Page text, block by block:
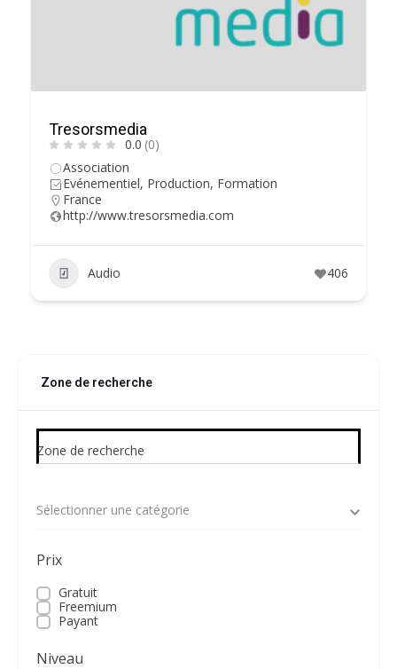
Tresorsmedia
0.0 (0)
Association
Evénementiel, Production, Formation
France
http://www.tresorsmedia.com
Audio 406
Zone de recherche
Zone de recherche
Sélectionner une catégorie
Prix
Gratuit
Freemium
Payant
Niveau